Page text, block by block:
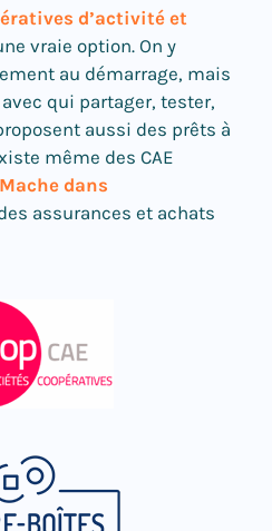
d’activité et
vraie option. On y
au démarrage, mais
qui partager, tester,
aussi des prêts à
même des CAE
Mache dans
assurances et achats